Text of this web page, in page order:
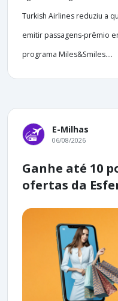
Turkish Airlines reduziu a
emitir passagens-prêmio
programa Miles&Smiles....
E-Milhas
06/08/2026
Ganhe até 10
ofertas da